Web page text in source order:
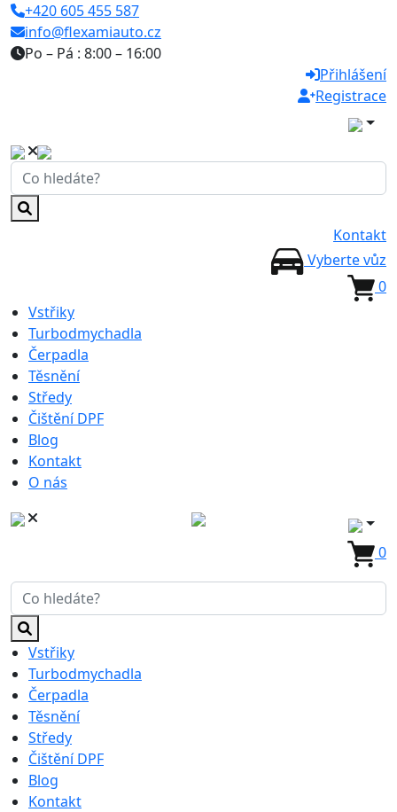
+420 605 455 587
info@flexamiauto.cz
Po – Pá : 8:00 – 16:00
Přihlášení
Registrace
Kontakt
Vyberte vůz
0
Vstřiky
Turbodmychadla
Čerpadla
Těsnění
Středy
Čištění DPF
Blog
Kontakt
O nás
0
Vstřiky
Turbodmychadla
Čerpadla
Těsnění
Středy
Čištění DPF
Blog
Kontakt